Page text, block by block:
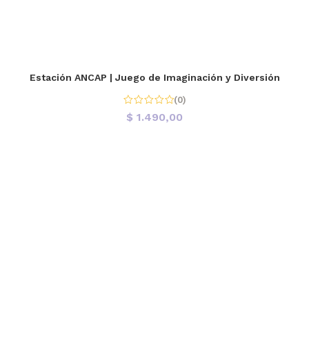
Estación ANCAP | Juego de Imaginación y Diversión
(0)
$ 1.490,00